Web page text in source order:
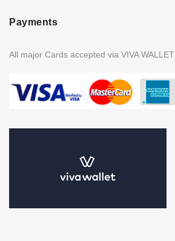
Payments
All major Cards accepted via VIVA WALLET